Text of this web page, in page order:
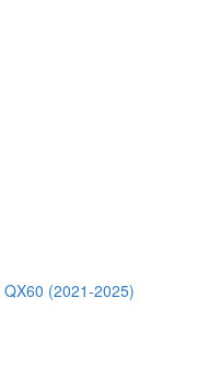
QX60 (2021-2025)